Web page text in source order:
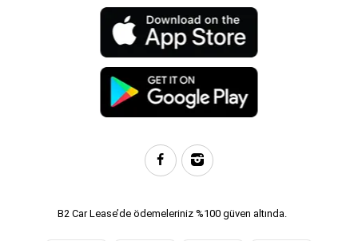
B2 Car Lease’de ödemeleriniz %100 güven altında.